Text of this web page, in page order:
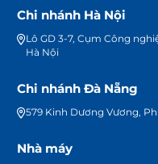
Chi nhánh Hà Nội
Lô GD 3-7, Cụm Công
Hà Nội
Chi nhánh Đà Nẵng
579 Kinh Dương Vương,
Nhà máy